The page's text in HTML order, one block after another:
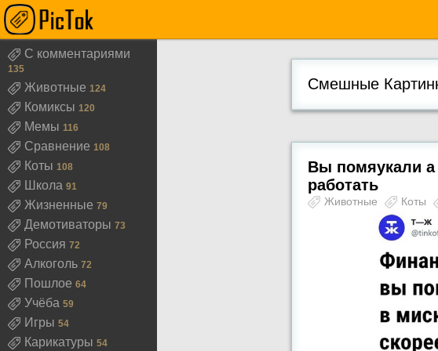
С комментариями
135
Животные 124
Комиксы 120
Мемы 116
Сравнение 108
Коты 108
Школа 91
Жизненные 79
Демотиваторы 73
Россия 72
Алкоголь 72
Пошлое 64
Учёба 59
Игры 54
Карикатуры 54
Смешные
Вы помяукали а
работать
Животные Коты